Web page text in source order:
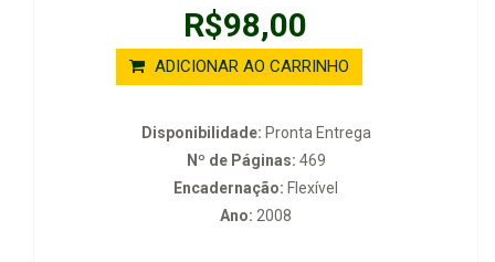
R$98,00
ADICIONAR AO CARRINHO
Disponibilidade: Pronta Entrega
Nº de Páginas: 469
Encadernação: Flexível
Ano: 2008